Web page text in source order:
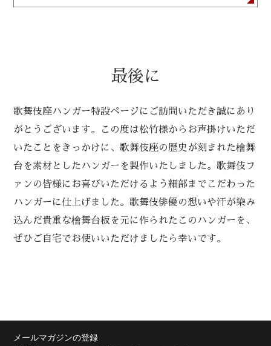
最後に
歌舞伎座ハンガー特設ページにご訪問いただき誠にあり
がとうございます。この度は松竹様からお声掛けいただ
いたことをきっかけに、歌舞伎座の歴史が刻まれた檜舞
台を素材としたハンガーを製作いたしました。歌舞伎フ
ァンの皆様にお喜びいただけるよう細部までこだわった
ハンガーに仕上げました。歌舞伎俳優の想いや汗が染み
込んだ貴重な檜舞台板を元に作られたこのハンガーを、
ぜひご自宅でお使いいただけましたら幸いです。
メールマガジンの登録